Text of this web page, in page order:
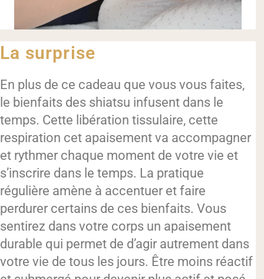
La surprise
En plus de ce cadeau que vous vous faites,
le bienfaits des shiatsu infusent dans le
temps. Cette libération tissulaire, cette
respiration cet apaisement va accompagner
et rythmer chaque moment de votre vie et
s’inscrire dans le temps. La pratique
régulière amène à accentuer et faire
perdurer certains de ces bienfaits. Vous
sentirez dans votre corps un apaisement
durable qui permet de d’agir autrement dans
votre vie de tous les jours. Être moins réactif